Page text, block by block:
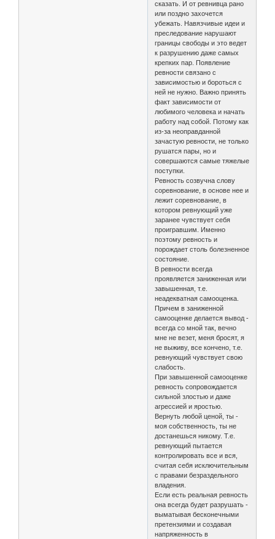
сказать. И от ревнивца рано
или поздно захочется
убежать. Навязчивые идеи и
преследование нарушают
границы свободы и это ведет
к разрушению даже самых
крепких пар. Появление
ревности связано с
зависимостью и бороться с
ней не нужно. Важно принять
факт зависимости от
любимого человека и начать
работу над собой. Потому как
из-за неоправданной
зачастую ревности, не только
рушатся пары, но и
совершаются самые тяжелые
поступки.
Ревность созвучна слову
соревнование, в основе нее и
лежит соревнование, в
котором ревнующий уже
заранее чувствует себя
проигравшим. Именно
поэтому ревность и
порождает столь болезненное
состояние.
В ревности всегда
проявляется заниженная или
завышенная, т.е.
неадекватная самооценка.
Причем в заниженной
самооценке делается вывод -
всегда со мной так, вечно
мне не везет, меня бросят, я
не выживу, все кончено, т.е.
ревнующий чувствует свою
слабость.
При завышенной самооценке
ревность сопровождается
сильной злостью и даже
агрессией и яростью.
Вернуть любой ценой, ты -
моя собственность, ты не
достанешься никому. Т.е.
ревнующий пытается
контролировать все и вся,
считая себя исключительным
с правами безраздельного
владения.
Если есть реальная ревность
она всегда будет разрушать -
выматывая бесконечными
претензиями и создавая
напряженность в